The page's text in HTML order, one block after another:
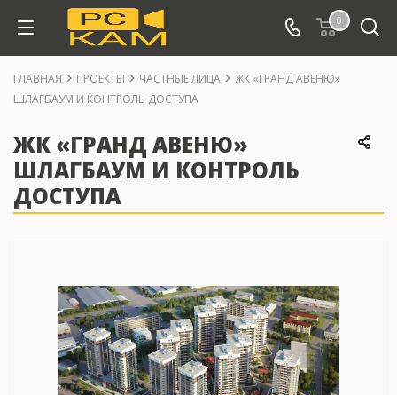
0
ГЛАВНАЯ ПРОЕКТЫ ЧАСТНЫЕ ЛИЦА
ЖК «ГРАНД АВЕНЮ»
ШЛАГБАУМ И КОНТРОЛЬ ДОСТУПА
ЖК «ГРАНД АВЕНЮ»
ШЛАГБАУМ И КОНТРОЛЬ
ДОСТУПА